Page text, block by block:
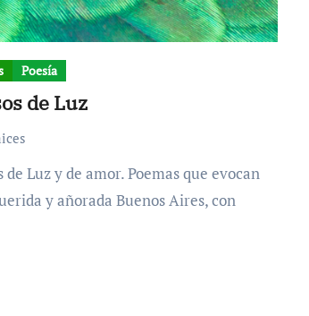
Poesía
de Luz
y añorada Buenos Aires, con